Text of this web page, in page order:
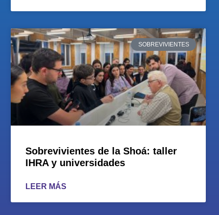
SOBREVIVIENTES
Sobrevivientes de la Shoá: taller
IHRA y universidades
LEER MÁS